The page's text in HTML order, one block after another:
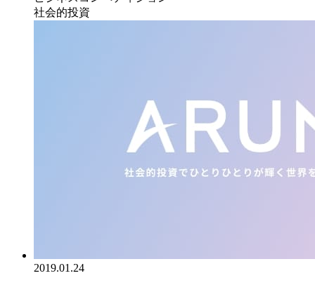
社会的投資
2019.01.24